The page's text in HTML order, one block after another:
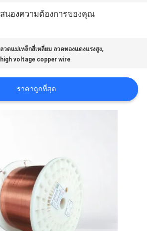
สนองความต้องการของคุณ
ลวดแม่เหล็กสี่เหลี่ยม ลวดทองแดงแรงสูง,
high voltage copper wire
ราคาถูกที่สุด